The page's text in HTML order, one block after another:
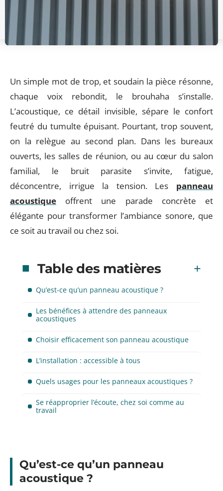
Un simple mot de trop, et soudain la pièce résonne,
chaque voix rebondit, le brouhaha s’installe.
L’acoustique, ce détail invisible, sépare le confort
feutré du tumulte épuisant. Pourtant, trop souvent,
on la relègue au second plan. Dans les bureaux
ouverts, les salles de réunion, ou au cœur du salon
familial, le bruit parasite s’invite, fatigue,
déconcentre, irrigue la tension. Les panneau
acoustique offrent une parade concrète et
élégante pour transformer l’ambiance sonore, que
ce soit au travail ou chez soi.
Table des matières
Qu’est-ce qu’un panneau acoustique ?
Les bénéfices à attendre des panneaux
acoustiques
Choisir efficacement son panneau acoustique
L’installation : accessible à tous
Quels usages pour les panneaux acoustiques ?
Se réapproprier l’écoute, chez soi comme au
travail
Qu’est-ce qu’un panneau
acoustique ?